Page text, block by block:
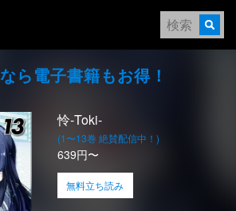
なら電⼦書籍もお得！
怜-Toki-
(1〜13巻 絶賛配信中！)
639円〜
無料立ち読み